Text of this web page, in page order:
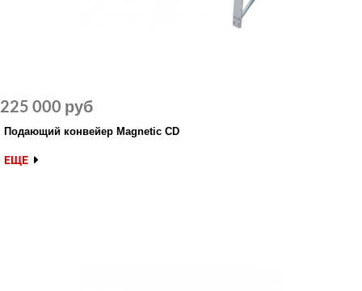
Подающий конвейер Magnetic CD
225 000 руб
ЕЩЕ